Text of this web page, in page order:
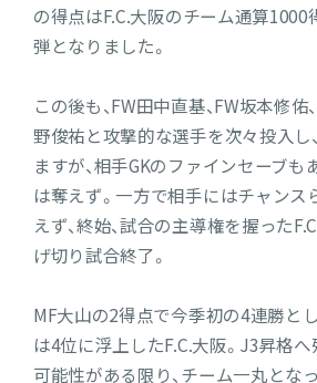
の得点はF.C.大阪のチーム通算
弾となりました。
この後も、FW田中直基、FW坂本修佑
野俊祐と攻撃的な選手を次々投入し
ますが、相手GKのファインセーブ
は奪えず。一方で相手にはチャンス
えず、終始、試合の主導権を握った
げ切り試合終了。
MF大山の2得点で今季初の4連勝と
は4位に浮上したF.C.大阪。J3昇格
可能性がある限り、チーム一丸とな